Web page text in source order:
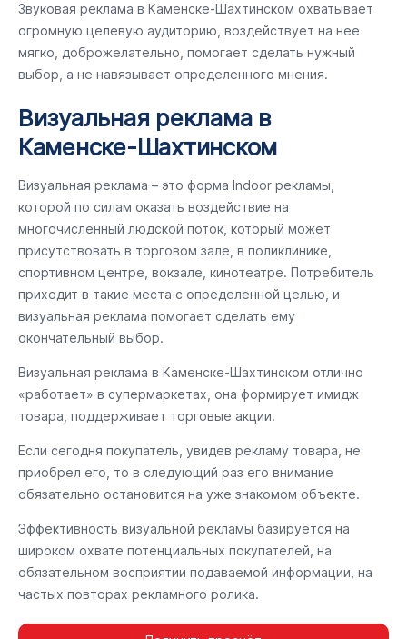
Звуковая реклама в Каменске-Шахтинском охватывает
огромную целевую аудиторию, воздействует на нее
мягко, доброжелательно, помогает сделать нужный
выбор, а не навязывает определенного мнения.
Визуальная реклама в
Каменске-Шахтинском
Визуальная реклама – это форма Indoor рекламы,
которой по силам оказать воздействие на
многочисленный людской поток, который может
присутствовать в торговом зале, в поликлинике,
спортивном центре, вокзале, кинотеатре. Потребитель
приходит в такие места с определенной целью, и
визуальная реклама помогает сделать ему
окончательный выбор.
Визуальная реклама в Каменске-Шахтинском отлично
«работает» в супермаркетах, она формирует имидж
товара, поддерживает торговые акции.
Если сегодня покупатель, увидев рекламу товара, не
приобрел его, то в следующий раз его внимание
обязательно остановится на уже знакомом объекте.
Эффективность визуальной рекламы базируется на
широком охвате потенциальных покупателей, на
обязательном восприятии подаваемой информации, на
частых повторах рекламного ролика.